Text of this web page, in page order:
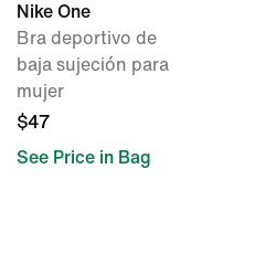
Nike One
Bra deportivo de
baja sujeción para
mujer
$47
See Price in Bag